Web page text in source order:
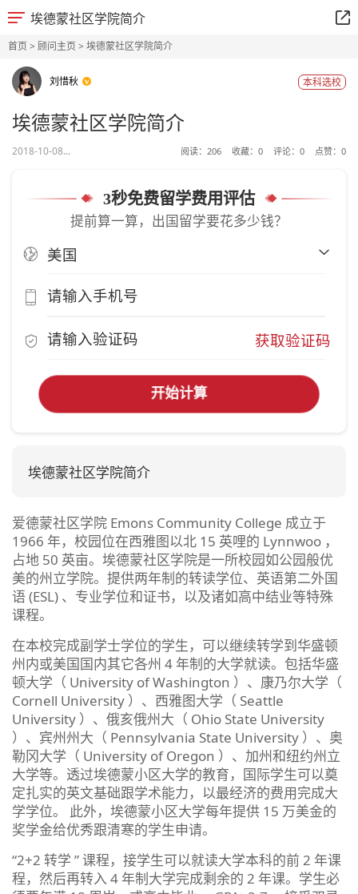
埃德蒙社区学院简介
首页> 顾问主页> 埃德蒙社区学院简介
刘惜秋 本科选校
埃德蒙社区学院简介
2018-10-08... 阅读： 206 收藏： 0 评论： 0 点赞： 0
3秒免费留学费用评估
提前算一算，出国留学要花多少钱？
获取验证码
开始计算
埃德蒙社区学院简介
爱德蒙社区学院 Emons Community College 成立于
1966 年，校园位在西雅图以北 15 英哩的 Lynnwoo ，
占地 50 英亩。埃德蒙社区学院是一所校园如公园般优
美的州立学院。提供两年制的转读学位、英语第二外国
语 (ESL) 、专业学位和证书，以及诸如高中结业等特殊
课程。
在本校完成副学士学位的学生，可以继续转学到华盛顿
州内或美国国内其它各州 4 年制的大学就读。包括华盛
顿大学（ University of Washington ）、康乃尔大学（
Cornell University ）、西雅图大学（ Seattle
University ）、俄亥俄州大（ Ohio State University
）、宾州州大（ Pennsylvania State University ）、奥
勒冈大学（ University of Oregon ）、加州和纽约州立
大学等。透过埃德蒙小区大学的教育，国际学生可以奠
定扎实的英文基础跟学术能力，以最经济的费用完成大
学学位。 此外，埃德蒙小区大学每年提供 15 万美金的
奖学金给优秀跟清寒的学生申请。
“2+2 转学 ” 课程，接学生可以就读大学本科的前 2 年课
程，然后再转入 4 年制大学完成剩余的 2 年课。学生必